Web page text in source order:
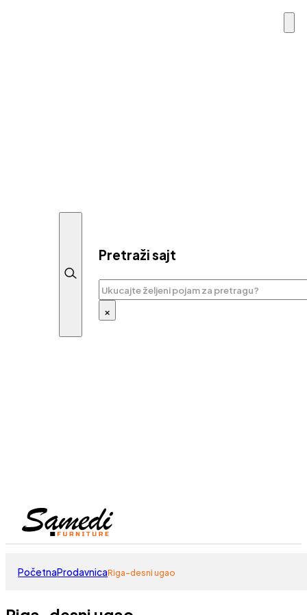
Pretraži sajt
Pretraga
×
PočetnaProdavnicaRiga-desni ugao